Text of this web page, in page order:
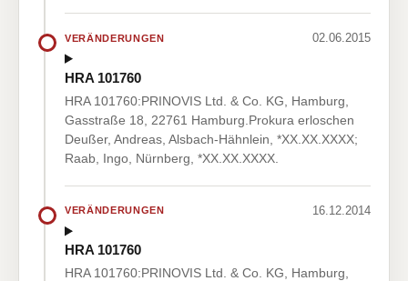
VERÄNDERUNGEN 02.06.2015
HRA 101760
HRA 101760:PRINOVIS Ltd. & Co. KG, Hamburg,
Gasstraße 18, 22761 Hamburg.Prokura erloschen
Deußer, Andreas, Alsbach-Hähnlein, *XX.XX.XXXX;
Raab, Ingo, Nürnberg, *XX.XX.XXXX.
VERÄNDERUNGEN 16.12.2014
HRA 101760
HRA 101760:PRINOVIS Ltd. & Co. KG, Hamburg,